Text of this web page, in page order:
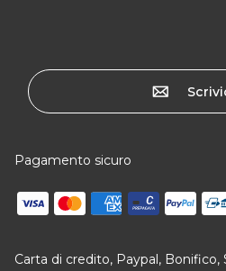
Pagamento sicuro
Carta di credito, Paypal, Bonifico,